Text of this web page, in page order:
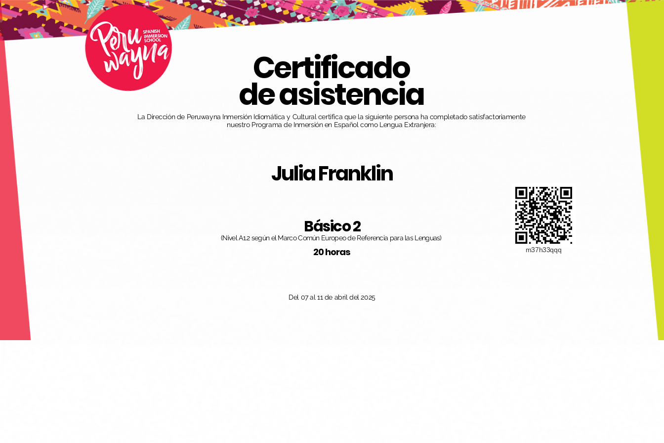
Certificado
de asistencia
La Dirección de Peruwayna Inmersión Idiomática y Cultural certifica que la siguiente persona ha completado satisfactoriamente
nuestro Programa de Inmersión en Español como Lengua Extranjera:
Julia Franklin
Básico 2
(Nivel A1.2 según el Marco Común Europeo de Referencia para las Lenguas)
20 horas m37h33qqq
Del 07 al 11 de abril del 2025